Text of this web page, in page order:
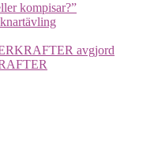
kompisar?”
avgjord